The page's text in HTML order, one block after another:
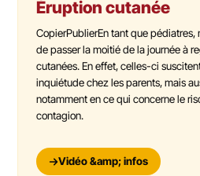
Éruption cutanée
CopierPublierEn tant que pédiatres,
de passer la moitié de la journée à
cutanées. En effet, celles-ci
inquiétude chez les parents, mais
notamment en ce qui concerne le
contagion.
Vidéo &amp; infos